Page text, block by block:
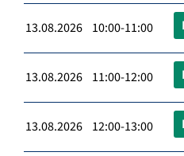
13.08.2026 10:00-11:00
13.08.2026 11:00-12:00
13.08.2026 12:00-13:00